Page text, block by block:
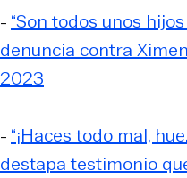
- “Son todos unos
denuncia contra
2023
- “¡Haces todo mal,
destapa testimonio